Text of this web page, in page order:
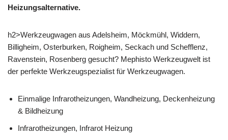
Heizungsalternative.
h2>Werkzeugwagen aus Adelsheim, Möckmühl, Widdern,
Billigheim, Osterburken, Roigheim, Seckach und Schefflenz,
Ravenstein, Rosenberg gesucht? Mephisto Werkzeugwelt ist
der perfekte Werkzeugspezialist für Werkzeugwagen.
Einmalige Infrarotheizungen, Wandheizung, Deckenheizung
& Bildheizung
Infrarotheizungen, Infrarot Heizung